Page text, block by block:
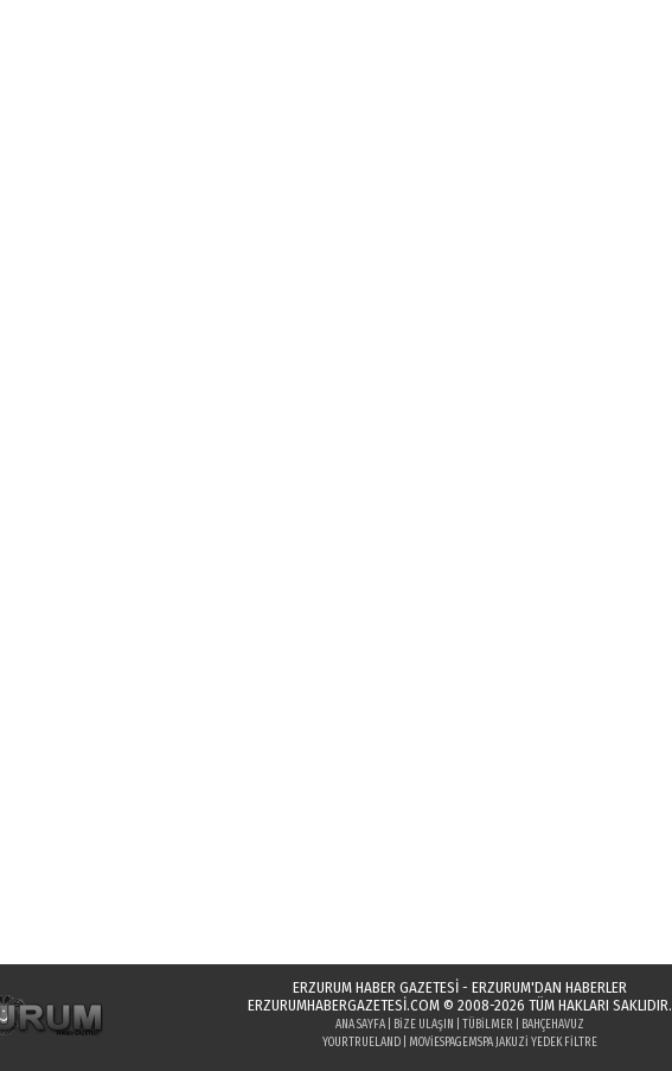
ERZURUM HABER GAZETESİ - ERZURUM'DAN HABERLER
ERZURUMHABERGAZETESI.COM© 2008-2026 TÜM HAKLARI SAKLIDIR.
ANA SAYFA| BIZE ULAŞIN TÜBILMER
BAHÇEHAVUZ
YOURTRUELAND| MOVIESPAGEMSPA JAKUZI YEDEK FILTRE